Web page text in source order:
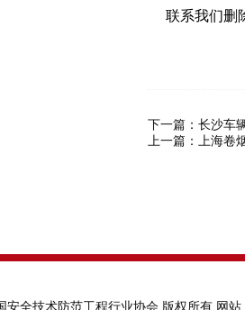
联系我们删
下一篇： 长沙车
上一篇：
上海卷
全技术防范工程行业协会 版权所有 网站